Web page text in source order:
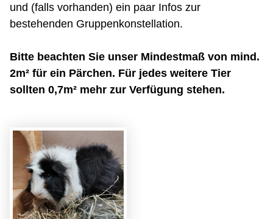
und (falls vorhanden) ein paar Infos zur
bestehenden Gruppenkonstellation.
Bitte beachten Sie unser Mindestmaß von mind.
2m² für ein Pärchen. Für jedes weitere Tier
sollten 0,7m² mehr zur Verfügung stehen.